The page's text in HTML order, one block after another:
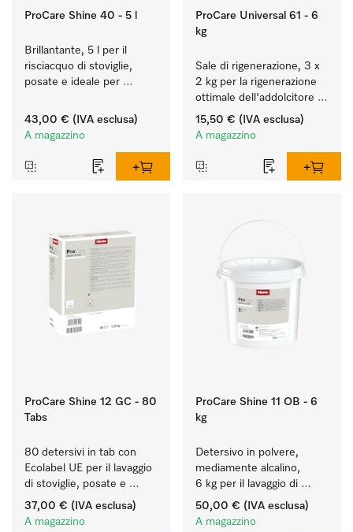
ProCare Shine 40 - 5 l
Brillantante, 5 l per il
risciacquo di stoviglie,
posate e ideale per
43,00 € (IVA esclusa)
A magazzino
ProCare Universal 61 - 6
kg
Sale di rigenerazione, 3 x
2 kg per la rigenerazione
ottimale dell'addolcitore
interno.
15,50 € (IVA esclusa)
A magazzino
ProCare Shine 12 GC - 80
Tabs
80 detersivi in tab con
Ecolabel UE per il lavaggio
di stoviglie, posate e
bicchieri molto sporchi.
37,00 € (IVA esclusa)
A magazzino
ProCare Shine 11 OB - 6
kg
Detersivo in polvere,
mediamente alcalino,
6 kg per il lavaggio di
stoviglie, posate e
bicchieri molto sporchi.
50,00 € (IVA esclusa)
A magazzino